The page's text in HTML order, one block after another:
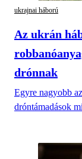
ukrajnai háború
Az ukrán
drónnak
Egyre nagyobb
dróntámadások